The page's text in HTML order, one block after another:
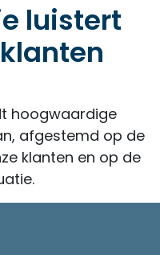
luistert
hoogwaardige
afgestemd op de
klanten en op de